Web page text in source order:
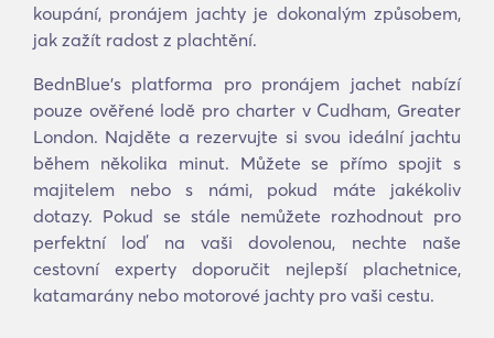
koupání, pronájem jachty je dokonalým způsobem,
jak zažít radost z plachtění.
BednBlue's platforma pro pronájem jachet nabízí
pouze ověřené lodě pro charter v Cudham, Greater
London. Najděte a rezervujte si svou ideální jachtu
během několika minut. Můžete se přímo spojit s
majitelem nebo s námi, pokud máte jakékoliv
dotazy. Pokud se stále nemůžete rozhodnout pro
perfektní loď na vaši dovolenou, nechte naše
cestovní experty doporučit nejlepší plachetnice,
katamarány nebo motorové jachty pro vaši cestu.